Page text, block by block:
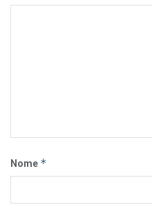
Nome *